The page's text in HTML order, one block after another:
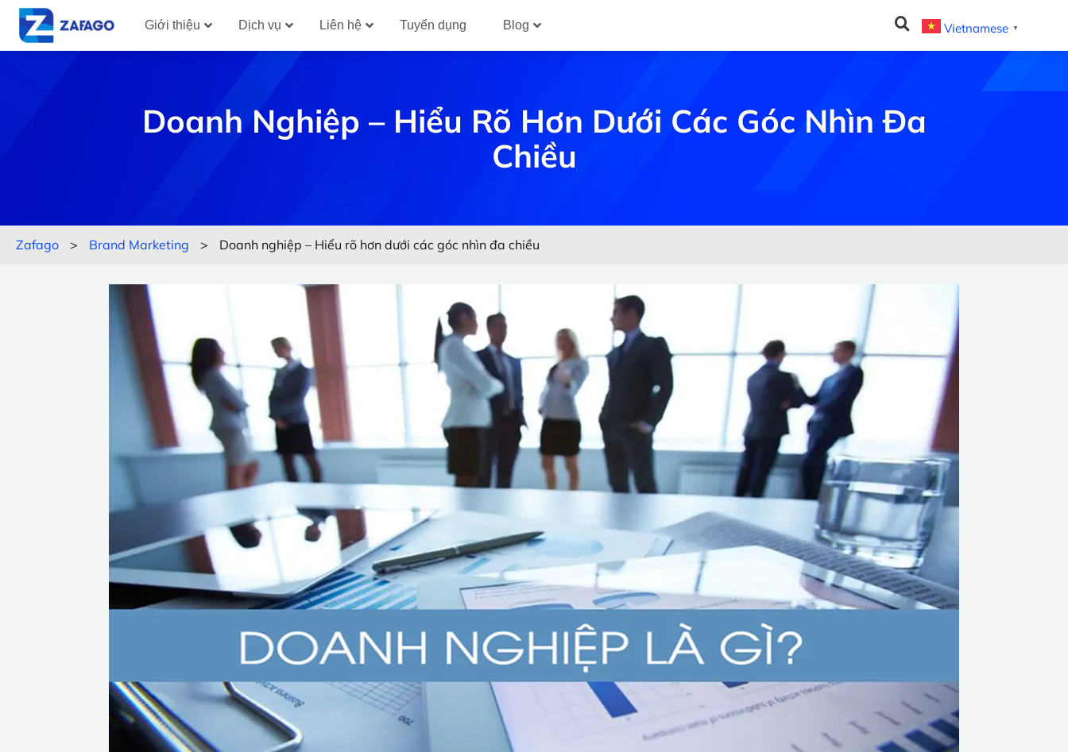
Giới thiệu Dịch vụ Liên hệ Tuyển dụng Blog Vietnamese ▼
Doanh Nghiệp – Hiểu Rõ Hơn Dưới Các Góc Nhìn Đa
Chiều
Zafago > Brand Marketing > Doanh nghiệp – Hiểu rõ hơn dưới các góc nhìn đa chiều